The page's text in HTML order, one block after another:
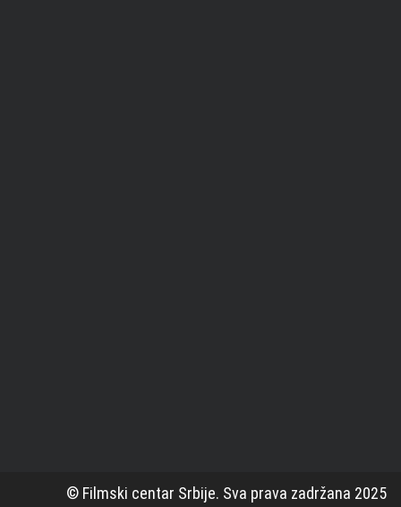
© Filmski centar Srbije. Sva prava zadržana 2025